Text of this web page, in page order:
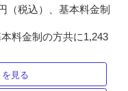
（税込）、基本料金制
料金制の方共に1,243
見る